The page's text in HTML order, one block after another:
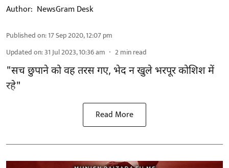
Author: NewsGram Desk
Published on:17 Sep 2020, 12:07 pm
Updated on:31 Jul 2023, 10:36 am 2min read
"सच छुपाने को वह तरस गए, भेद न खुले भरपूर कोशिश में
रहे"
Read More